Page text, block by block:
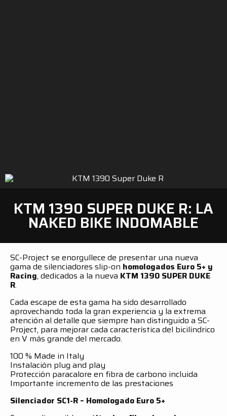
KTM 1390 SUPER DUKE R: LA
NAKED BIKE INDOMABLE
SC-Project se enorgullece de presentar una nueva
gama de silenciadores slip-on homologados Euro 5+ y
Racing, dedicados a la nueva KTM 1390 SUPER DUKE
R.
Cada escape de esta gama ha sido desarrollado
aprovechando toda la gran experiencia y la extrema
atención al detalle que siempre han distinguido a SC-
Project, para mejorar cada característica del bicilíndrico
en V más grande del mercado.
100 % Made in Italy
Instalación plug and play
Protección paracalore en fibra de carbono incluida
Importante incremento de las prestaciones
Silenciador SC1-R – Homologado Euro 5+